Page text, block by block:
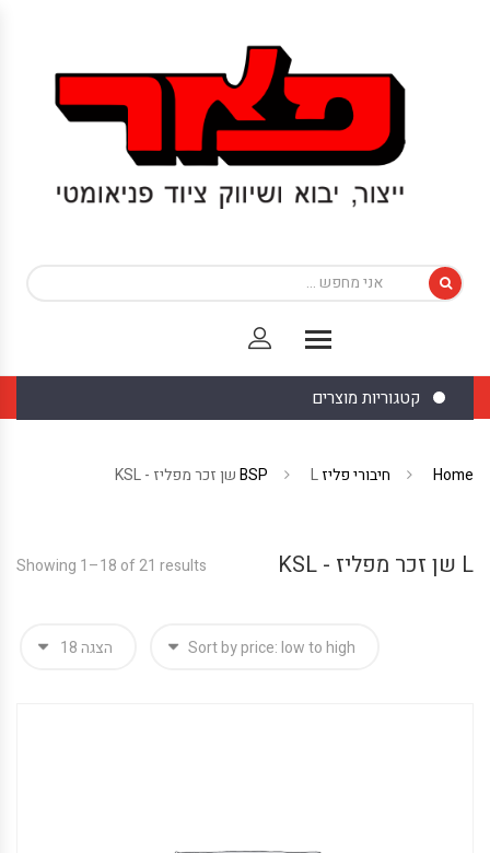
קטגוריות מוצרים
Home חיבורי פליז BSPL שן זכר מפליז - KSL
L שן זכר מפליז - KSL Showing 1–18 of 21 results